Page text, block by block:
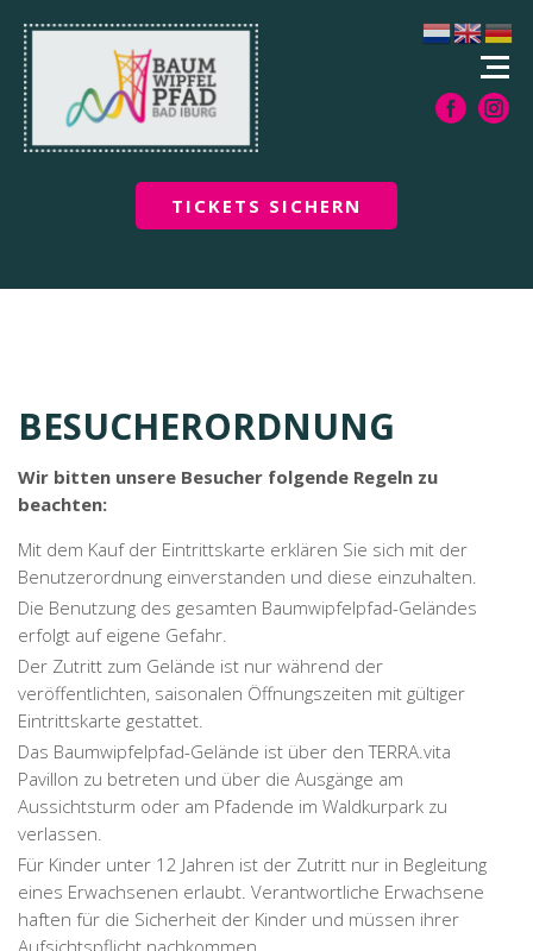
TICKETS SICHERN
BESUCHERORDNUNG
Wir bitten unsere Besucher folgende Regeln zu
beachten:
Mit dem Kauf der Eintrittskarte erklären Sie sich mit der
Benutzerordnung einverstanden und diese einzuhalten.
Die Benutzung des gesamten Baumwipfelpfad-Geländes
erfolgt auf eigene Gefahr.
Der Zutritt zum Gelände ist nur während der
veröffentlichten, saisonalen Öffnungszeiten mit gültiger
Eintrittskarte gestattet.
Das Baumwipfelpfad-Gelände ist über den TERRA.vita
Pavillon zu betreten und über die Ausgänge am
Aussichtsturm oder am Pfadende im Waldkurpark zu
verlassen.
Für Kinder unter 12 Jahren ist der Zutritt nur in Begleitung
eines Erwachsenen erlaubt. Verantwortliche Erwachsene
haften für die Sicherheit der Kinder und müssen ihrer